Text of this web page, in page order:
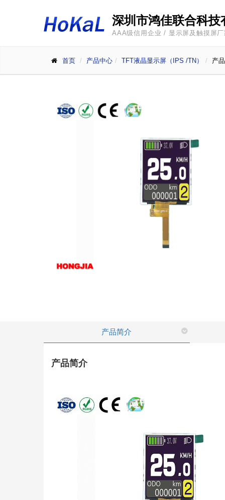
深圳市鸿佳联合科技
AAA级信用企业 / 显示屏及触摸屏
首页 产品中心 TFT液晶显示屏（IPS /TN） 产
产品简介
产品简介